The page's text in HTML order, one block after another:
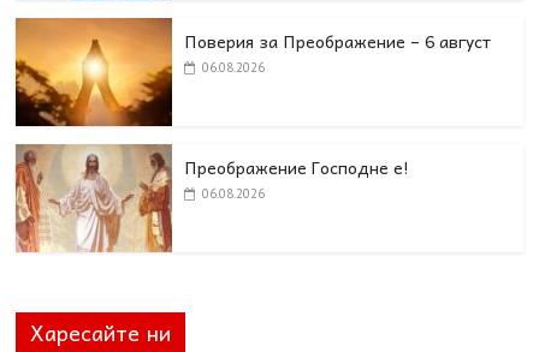
Поверия за Преображение – 6 август
06.08.2026
Преображение Господне е!
06.08.2026
Харесайте ни